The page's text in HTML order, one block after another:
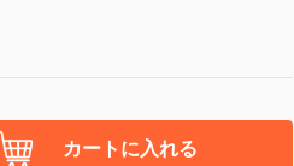
カートに入れる